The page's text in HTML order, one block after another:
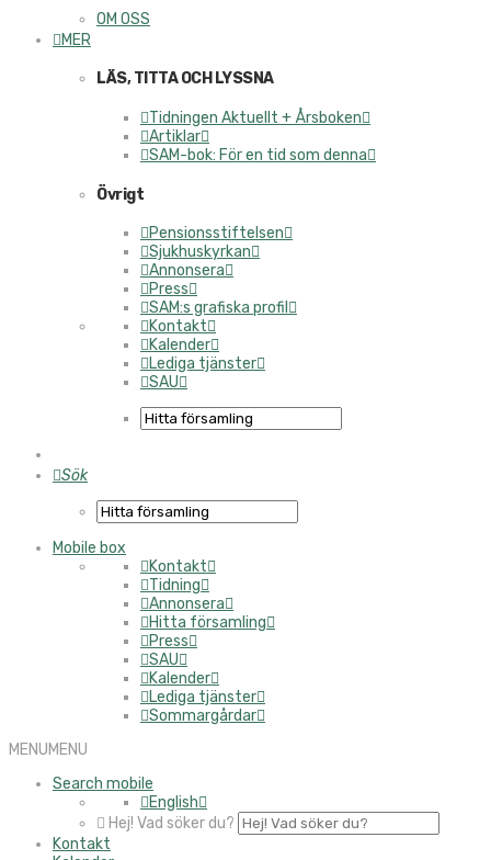
OM OSS
MER
LÄS, TITTA OCH LYSSNA
Tidningen Aktuellt + Årsboken
Artiklar
SAM-bok: För en tid som denna
Övrigt
Pensionsstiftelsen
Sjukhuskyrkan
Annonsera
Press
SAM:s grafiska profil
Kontakt
Kalender
Lediga tjänster
SAU
Sök
Mobile box
Kontakt
Tidning
Annonsera
Hitta församling
Press
SAU
Kalender
Lediga tjänster
Sommargårdar
MENUMENU
Search mobile
English
Hej! Vad söker du?
Kontakt